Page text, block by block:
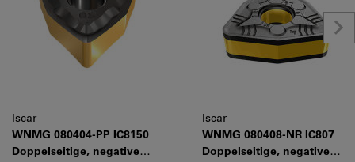
Iscar
WNMG 080404-PP IC8150
Doppelseitige, negative
Iscar
WNMG 080408-NR IC807
Doppelseitige, negative